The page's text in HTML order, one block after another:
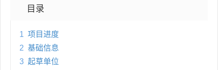
目录
1 项目进度
2 基础信息
3 起草单位